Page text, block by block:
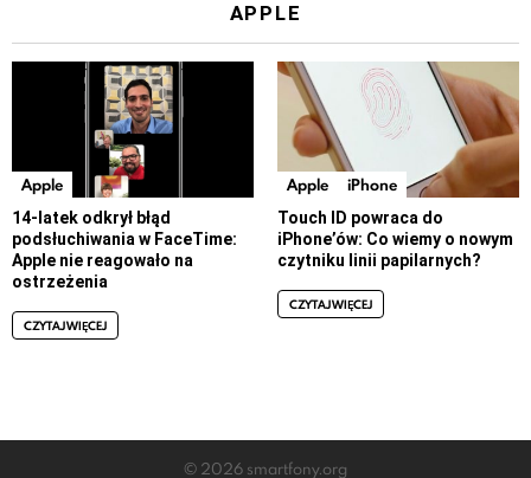
APPLE
Apple
14-latek odkrył błąd
podsłuchiwania w FaceTime:
Apple nie reagowało na
ostrzeżenia
CZYTAJ WIĘCEJ
Apple iPhone
Touch ID powraca do
iPhone’ów: Co wiemy o nowym
czytniku linii papilarnych?
CZYTAJ WIĘCEJ
© 2026 smartfony.org